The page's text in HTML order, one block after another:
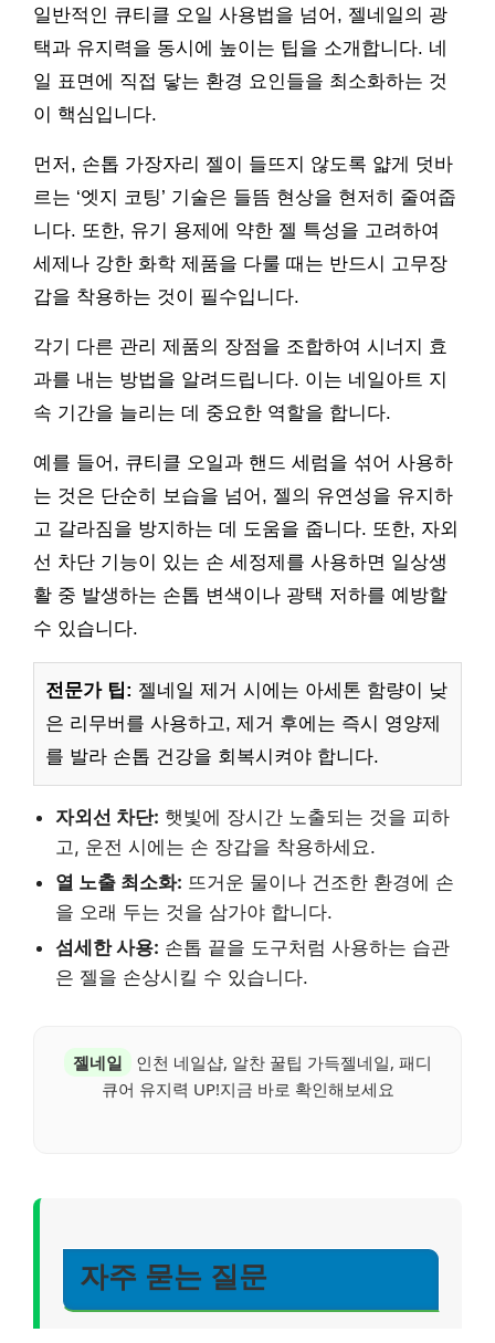
일반적인 큐티클 오일 사용법을 넘어, 젤네일의 광
택과 유지력을 동시에 높이는 팁을 소개합니다. 네
일 표면에 직접 닿는 환경 요인들을 최소화하는 것
이 핵심입니다.
먼저, 손톱 가장자리 젤이 들뜨지 않도록 얇게 덧바
르는 ‘엣지 코팅’ 기술은 들뜸 현상을 현저히 줄여줍
니다. 또한, 유기 용제에 약한 젤 특성을 고려하여
세제나 강한 화학 제품을 다룰 때는 반드시 고무장
갑을 착용하는 것이 필수입니다.
각기 다른 관리 제품의 장점을 조합하여 시너지 효
과를 내는 방법을 알려드립니다. 이는 네일아트 지
속 기간을 늘리는 데 중요한 역할을 합니다.
예를 들어, 큐티클 오일과 핸드 세럼을 섞어 사용하
는 것은 단순히 보습을 넘어, 젤의 유연성을 유지하
고 갈라짐을 방지하는 데 도움을 줍니다. 또한, 자외
선 차단 기능이 있는 손 세정제를 사용하면 일상생
활 중 발생하는 손톱 변색이나 광택 저하를 예방할
수 있습니다.
전문가 팁: 젤네일 제거 시에는 아세톤 함량이 낮
은 리무버를 사용하고, 제거 후에는 즉시 영양제
를 발라 손톱 건강을 회복시켜야 합니다.
자외선 차단: 햇빛에 장시간 노출되는 것을 피하
고, 운전 시에는 손 장갑을 착용하세요.
열 노출 최소화: 뜨거운 물이나 건조한 환경에 손
을 오래 두는 것을 삼가야 합니다.
섬세한 사용: 손톱 끝을 도구처럼 사용하는 습관
은 젤을 손상시킬 수 있습니다.
젤네일
인천 네일샵, 알찬 꿀팁 가득젤네일, 패디
큐어 유지력 UP!지금 바로 확인해보세요
자주 묻는 질문